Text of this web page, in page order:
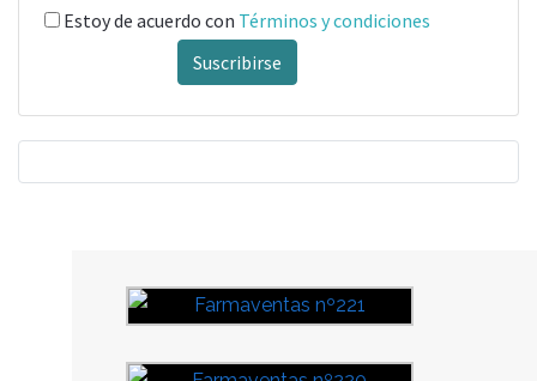
Estoy de acuerdo con Términos y condiciones
Suscribirse